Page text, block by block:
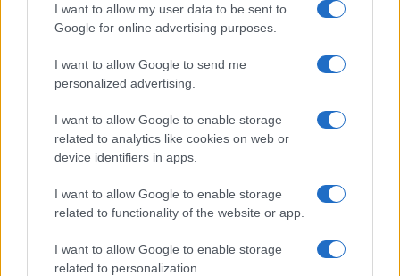
I want to allow my user data to be sent to
Google for online advertising purposes.
I want to allow Google to send me
personalized advertising.
I want to allow Google to enable storage
related to analytics like cookies on web or
device identifiers in apps.
I want to allow Google to enable storage
related to functionality of the website or app.
I want to allow Google to enable storage
related to personalization.
JDB
(KPK ETH PRIME)
(SYBTC)
Bitcoin $64,619.00